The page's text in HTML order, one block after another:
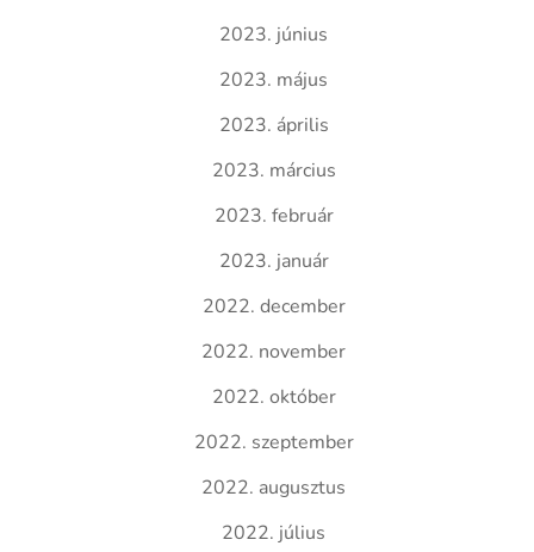
2023. június
2023. május
2023. április
2023. március
2023. február
2023. január
2022. december
2022. november
2022. október
2022. szeptember
2022. augusztus
2022. július